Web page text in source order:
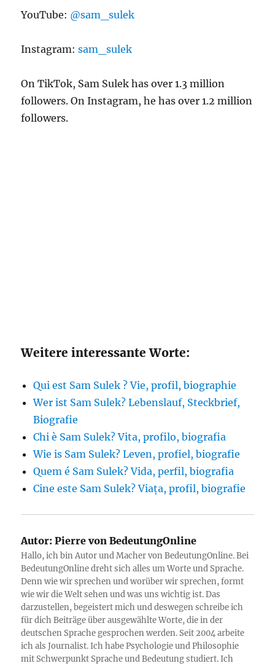
YouTube: @sam_sulek
Instagram:sam_sulek
On TikTok, Sam Sulek has over 1.3 million
followers. On Instagram, he has over 1.2 million
followers.
Weitere interessante Worte:
Qui est Sam Sulek ? Vie, profil, biographie
Wer ist Sam Sulek? Lebenslauf, Steckbrief,
Biografie
Chi è Sam Sulek? Vita, profilo, biografia
Wie is Sam Sulek? Leven, profiel, biografie
Quem é Sam Sulek? Vida, perfil, biografia
Cine este Sam Sulek? Viața, profil, biografie
Autor: Pierre von BedeutungOnline
Hallo, ich bin Autor und Macher von BedeutungOnline. Bei
BedeutungOnline dreht sich alles um Worte und Sprache.
Denn wie wir sprechen und worüber wir sprechen, formt
wie wir die Welt sehen und was uns wichtig ist. Das
darzustellen, begeistert mich und deswegen schreibe ich
für dich Beiträge über ausgewählte Worte, die in der
deutschen Sprache gesprochen werden. Seit 2004 arbeite
ich als Journalist. Ich habe Psychologie und Philosophie
mit Schwerpunkt Sprache und Bedeutung studiert. Ich